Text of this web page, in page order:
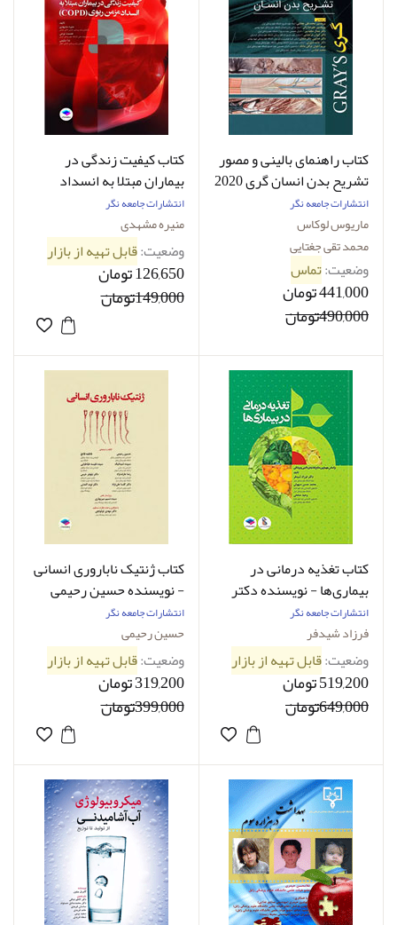
کتاب راهنمای بالینی و مصور
تشریح بدن انسان گری 2020
- نویسنده ماریوس لوکاس -
مترجم پروفسور محمدتقی
جغتایی
انتشارات جامعه نگر
ماریوس لوکاس
محمد تقی جغتایی
وضعیت:تماس
441,000 تومان
490,000تومان
کتاب کیفیت زندگی در
بیماران مبتلا به انسداد
نویسنده منیره مشهدی
انتشارات جامعه نگر
منیره مشهدی
وضعیت:قابل تهیه از بازار
126,650 تومان
149,000تومان
کتاب تغذیه درمانی در
بیماری‌ها - نویسنده دکتر
فرزاد شیدفر
انتشارات جامعه نگر
فرزاد شیدفر
وضعیت:قابل تهیه از بازار
519,200 تومان
649,000تومان
کتاب ژنتیک ناباروری انسانی
- نویسنده حسین رحیمی
انتشارات جامعه نگر
حسین رحیمی
وضعیت:قابل تهیه از بازار
319,200 تومان
399,000تومان